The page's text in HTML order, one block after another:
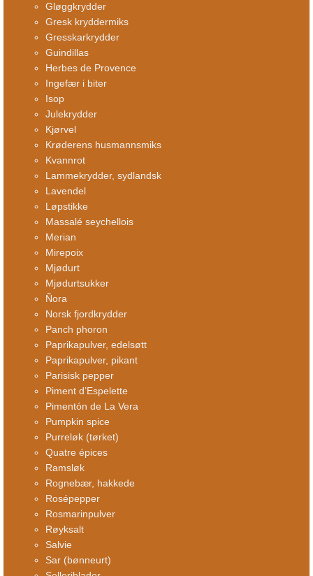
Gløggkrydder
Gresk kryddermiks
Gresskarkrydder
Guindillas
Herbes de Provence
Ingefær i biter
Isop
Julekrydder
Kjørvel
Krøderens husmannsmiks
Kvannrot
Lammekrydder, sydlandsk
Lavendel
Løpstikke
Massalé seychellois
Merian
Mirepoix
Mjødurt
Mjødurtsukker
Ñora
Norsk fjordkrydder
Panch phoron
Paprikapulver, edelsøtt
Paprikapulver, pikant
Parisisk pepper
Piment d’Espelette
Pimentón de La Vera
Pumpkin spice
Purreløk (tørket)
Quatre épices
Ramsløk
Rognebær, hakkede
Rosépepper
Rosmarinpulver
Røyksalt
Salvie
Sar (bønneurt)